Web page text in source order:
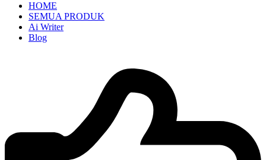
HOME
SEMUA PRODUK
Ai Writer
Blog